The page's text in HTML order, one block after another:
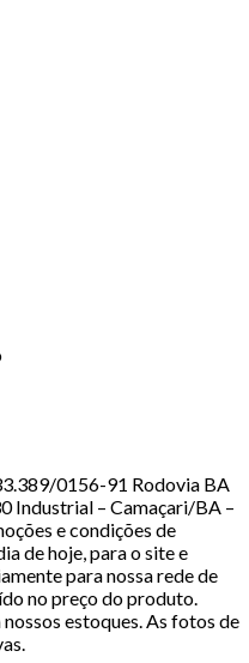
0156-91 Rodovia BA
Industrial – Camaçari/BA –
e condições de
de hoje, para o site e
para nossa rede de
no preço do produto.
estoques. As fotos de